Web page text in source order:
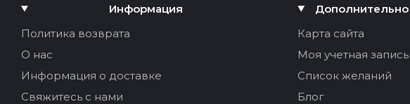
Ваше имя:
Ваш Email
Информация
Политика возврата
О нас
Информация о доставке
Свяжитесь с нами
Дополнительно
Карта сайта
Моя учетная запись
Список желаний
Блог